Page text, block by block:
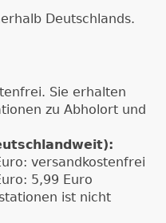
Deutschlands.
Sie erhalten
zu Abholort und
versandkostenfrei
5,99 Euro
ist nicht